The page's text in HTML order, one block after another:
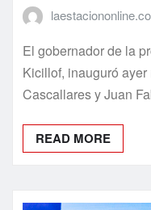
Kicillof, inauguró ayer
Cascallares y Juan
READ MORE